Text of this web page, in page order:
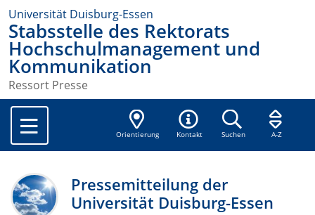
Universität Duisburg-Essen
Stabsstelle des Rektorats
Hochschulmanagement und
Kommunikation
Ressort Presse
Orientierung Kontakt Suchen A-Z
Pressemitteilung der
Universität Duisburg-Essen